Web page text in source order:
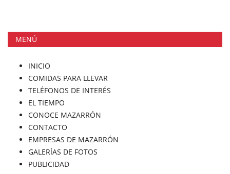
MENÚ
INICIO
COMIDAS PARA LLEVAR
TELÉFONOS DE INTERÉS
EL TIEMPO
CONOCE MAZARRÓN
CONTACTO
EMPRESAS DE MAZARRÓN
GALERÍAS DE FOTOS
PUBLICIDAD